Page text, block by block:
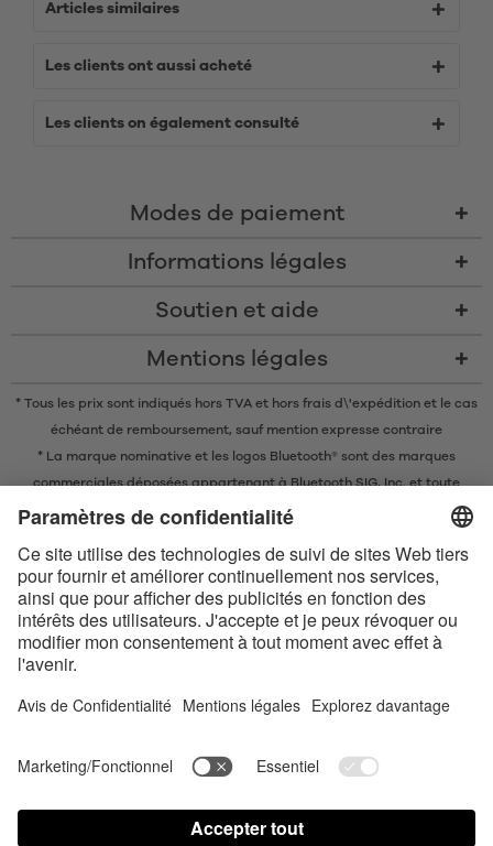
Articles similaires
Les clients ont aussi acheté
Les clients on également consulté
Modes de paiement
Informations légales
Soutien et aide
Mentions légales
* Tous les prix sont indiqués hors TVA et hors frais d\'expédition et le cas
échéant de remboursement, sauf mention expresse contraire
* La marque nominative et les logos Bluetooth® sont des marques
commerciales déposées appartenant à Bluetooth SIG, Inc. et toute
utilisation de ces marques par EIS GmbH est soumise à une licence.